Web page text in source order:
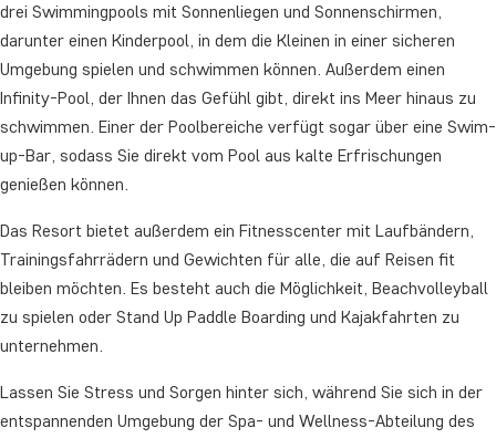
drei Swimmingpools mit Sonnenliegen und Sonnenschirmen,
darunter einen Kinderpool, in dem die Kleinen in einer sicheren
Umgebung spielen und schwimmen können. Außerdem einen
Infinity-Pool, der Ihnen das Gefühl gibt, direkt ins Meer hinaus zu
schwimmen. Einer der Poolbereiche verfügt sogar über eine Swim-
up-Bar, sodass Sie direkt vom Pool aus kalte Erfrischungen
genießen können.
Das Resort bietet außerdem ein Fitnesscenter mit Laufbändern,
Trainingsfahrrädern und Gewichten für alle, die auf Reisen fit
bleiben möchten. Es besteht auch die Möglichkeit, Beachvolleyball
zu spielen oder Stand Up Paddle Boarding und Kajakfahrten zu
unternehmen.
Lassen Sie Stress und Sorgen hinter sich, während Sie sich in der
entspannenden Umgebung der Spa- und Wellness-Abteilung des